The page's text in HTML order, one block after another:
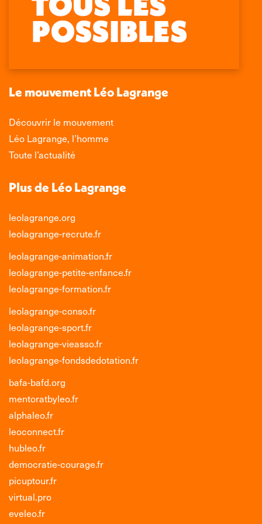
Facebook
s'ouvre
une
fenêtre
page
X
s'ouvre
une
fenêtre
page
LinkedIn
s'ouvre
une
fenêtre
page
Instagram
s'ouvre
une
nouvelle
fenêtre
Le mouvement Léo Lagrange
Découvrir le mouvement
Léo Lagrange, l’homme
Toute l’actualité
Plus de Léo Lagrange
leolagrange.org
leolagrange-recrute.fr
leolagrange-animation.fr
leolagrange-petite-enfance.fr
leolagrange-formation.fr
leolagrange-conso.fr
leolagrange-sport.fr
leolagrange-vieasso.fr
leolagrange-fondsdedotation.fr
bafa-bafd.org
mentoratbyleo.fr
alphaleo.fr
leoconnect.fr
hubleo.fr
democratie-courage.fr
picuptour.fr
virtual.pro
eveleo.fr